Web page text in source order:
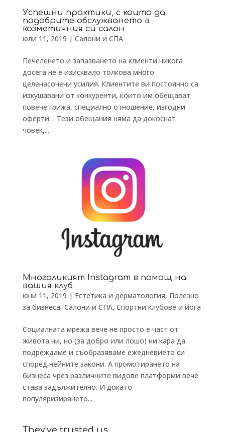
Успешни практики, с които да
подобрите обслужването в
козметичния си салон
юли 11, 2019 | Салони и СПА
Печеленето и запазването на клиенти никога
досега не е изисквало толкова много
целенасочени усилия. Клиентите ви постоянно са
изкушавани от конкуренти, които им обещават
повече грижа, специално отношение, изгодни
оферти… Тези обещания няма да докоснат
човек,...
Многоликият Instagram в помощ на
вашия клуб
юни 11, 2019 | Естетика и дерматология, Полезно
за бизнеса, Салони и СПА, Спортни клубове и йога
Социалната мрежа вече не просто е част от
живота ни, но (за добро или лошо) ни кара да
подреждаме и съобразяваме ежедневието си
според нейните закони. А промотирането на
бизнеса чрез различните видове платформи вече
става задължително. И докато
популяризирането...